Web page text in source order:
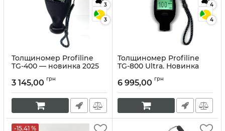
3
3
Толщиномер Profiline
TG-400 — новинка 2025
Артикул:10337
3 145,00 грн
4
4
Толщиномер Profiline
TG-800 Ultra. Новинка
Артикул:10336
6 995,00 грн
-15.41 %